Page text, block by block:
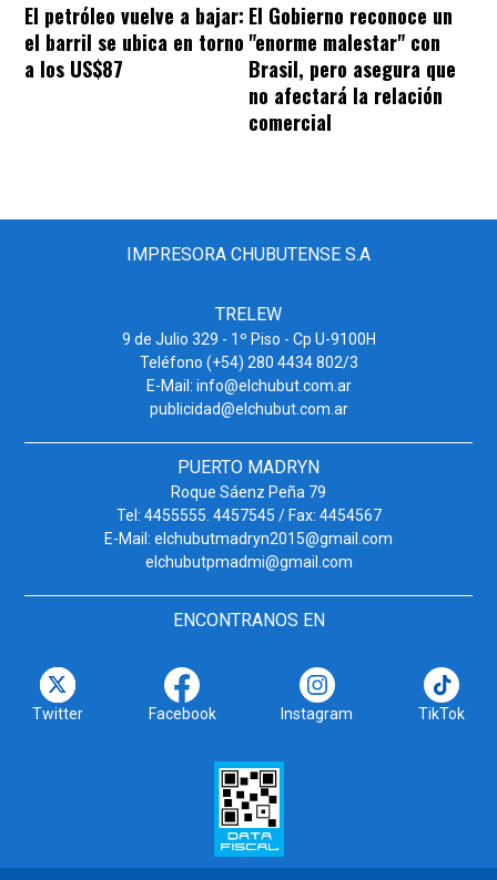
El petróleo vuelve a bajar:
el barril se ubica en torno
a los US$87
El Gobierno reconoce un
"enorme malestar" con
Brasil, pero asegura que
no afectará la relación
comercial
IMPRESORA CHUBUTENSE S.A
TRELEW
9 de Julio 329 - 1º Piso - Cp U-9100H
Teléfono (+54) 280 4434 802/3
E-Mail: info@elchubut.com.ar
publicidad@elchubut.com.ar
PUERTO MADRYN
Roque Sáenz Peña 79
Tel: 4455555. 4457545 / Fax: 4454567
E-Mail: elchubutmadryn2015@gmail.com
elchubutpmadmi@gmail.com
ENCONTRANOS EN
Twitter Facebook Instagram TikTok